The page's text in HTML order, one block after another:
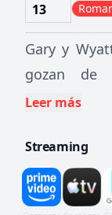
13
Gary y
gozan de
casa,
poder
Leer más
Streaming